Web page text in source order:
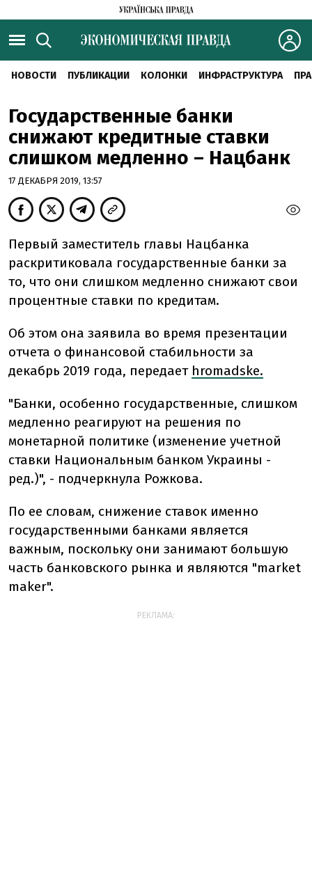
НОВОСТИ ПУБЛИКАЦИИ КОЛОНКИ ИНФРАСТРУКТУРА
Государственные банки
снижают кредитные ставки
слишком медленно – Нацбанк
17 ДЕКАБРЯ 2019, 13:57
Первый заместитель главы Нацбанка
раскритиковала государственные банки за
то, что они слишком медленно снижают свои
процентные ставки по кредитам.
Об этом она заявила во время презентации
отчета о финансовой стабильности за
декабрь 2019 года, передает hromadske.
"Банки, особенно государственные, слишком
медленно реагируют на решения по
монетарной политике (изменение учетной
ставки Национальным банком Украины -
ред.)", - подчеркнула Рожкова.
По ее словам, снижение ставок именно
государственными банками является
важным, поскольку они занимают большую
часть банковского рынка и являются "market
maker".
РЕКЛАМА: